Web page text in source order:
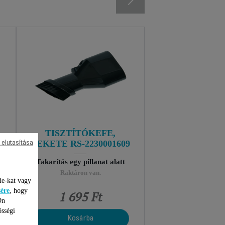
TISZTÍTÓKEFE,
FEKETE RS-2230001609
Takarítás egy pillanat alatt
Raktáron van.
1 695 Ft
Kosárba
kat vagy
, hogy
elutasítása